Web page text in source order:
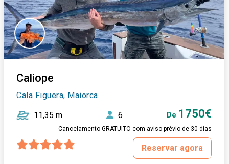
Caliope
Cala Figuera, Maiorca
11,35 m 6 De 1750€
Cancelamento GRATUITO com aviso prévio de 30 dias
Reservar agora